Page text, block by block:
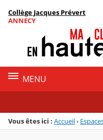
Menu de la rubrique
Contenu
Collège Jacques Prévert
ANNECY
MENU
Vous êtes ici : Accueil›